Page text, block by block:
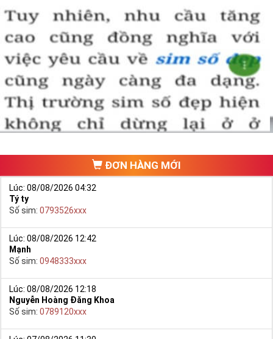
Simtiengiang.vn.
Sim Tiền Giang là đơn vị cung cấp
Tứ Quý, sim giá rẻ uy
tín chất lượng.
Chọn mua sim số đẹp thường mất nhiều thời gian ở khoản lựa số,
một số phải vừa đẹp, vừa tốt về phong thủy thì mới là sim hoàn
hảo. Vậy phải làm sao?
- Cách nhanh nhất để chọn mua được Sim Tứ Quý 2 là bạn vào
trang chủ của Sim Tiền Giang, chọn mục “
Sim giảm giá
“ ở ngay đầu
trang chủ. Đây là danh sách sim được đại lý giảm giá vì một số lý
Ngoài ra quý khách chưa ưng ý về Sim Tứ Quý 2 có cũng thể tham
khảo thêm Sim Vinaphone,Sim Gmobile, Sim Tứ Quý Giữa
ĐƠN HÀNG MỚI
Lúc: 08/08/2026 04:32
Tý ty
Số sim: 0793526xxx
Lúc: 08/08/2026 12:42
Mạnh
Số sim: 0948333xxx
Lúc: 08/08/2026 12:18
Nguyễn Hoàng Đăng Khoa
Số sim: 0789120xxx